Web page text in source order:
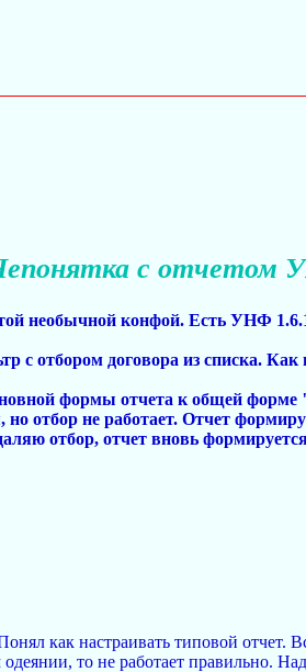
с отчетом
необычной конфой. Есть УНФ
с отбором договора из списка.
формы отчета к общей
но отбор не работает. Отчет
отбор, отчет вновь
как настраивать типовой
то не работает правильно.